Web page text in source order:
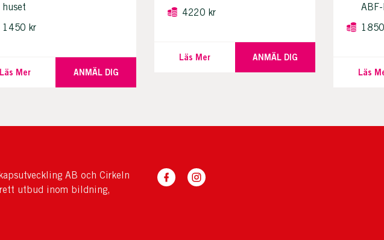
huset
1450 kr
Läs Mer ANMÄL DIG
4220 kr
Läs Mer ANMÄL DIG
Läs
AB och Cirkeln
utbud inom bildning,